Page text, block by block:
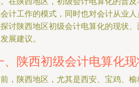
计工作的模式，同时也对会计从业
讨陕西地区初级会计电算化的现状
展建议。
、陕西初级会计电算化
，陕西地区，尤其是西安、宝鸡、